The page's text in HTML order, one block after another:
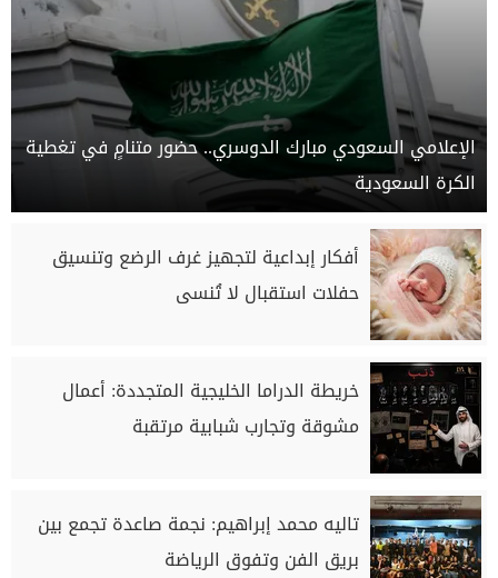
الإعلامي السعودي مبارك الدوسري.. حضور متنامٍ في تغطية
الكرة السعودية
أفكار إبداعية لتجهيز غرف الرضع وتنسيق
حفلات استقبال لا تُنسى
خريطة الدراما الخليجية المتجددة: أعمال
مشوقة وتجارب شبابية مرتقبة
تاليه محمد إبراهيم: نجمة صاعدة تجمع بين
بريق الفن وتفوق الرياضة